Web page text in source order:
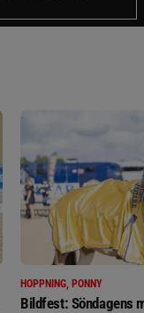
HOPPNING, PONNY
Bildfest: Söndagens